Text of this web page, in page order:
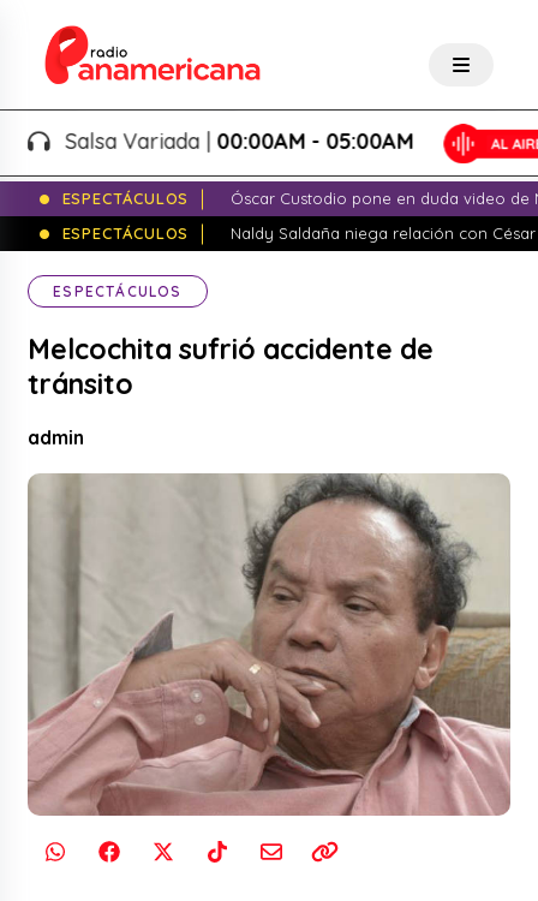
Salsa Variada |00:00AM - 05:00AM
ESPECTÁCULOS
Óscar Custodio pone en duda video de
ESPECTÁCULOS
Naldy Saldaña niega relación con
ESPECTÁCULOS
Melcochita sufrió accidente de
tránsito
admin